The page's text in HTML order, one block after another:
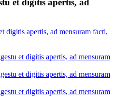
et digitis apertis, ad